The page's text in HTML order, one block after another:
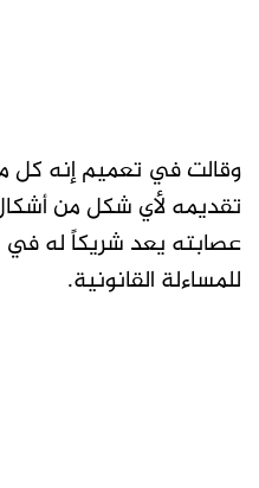
وقالت في تعميم إنه كل
تقديمه لأي شكل من أشكال
عصابته يعد شريكاً له
للمساءلة القانونية.